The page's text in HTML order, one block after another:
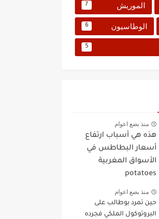
الموريش 7
الوطاسيون 6
5
منذ بضع اعوام
هذه هي أسباب ارتفاع
أسعار البطاطس في
الأسواق المغربية
potatoes
منذ بضع اعوام
حين تمرد بوطالب على
البروتوكول الملكي فجرده